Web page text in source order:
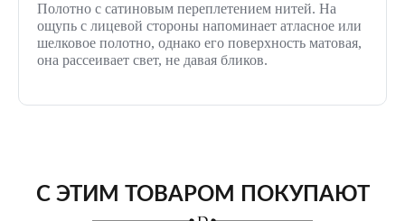
Полотно с сатиновым переплетением нитей. На
ощупь с лицевой стороны напоминает атласное или
шелковое полотно, однако его поверхность матовая,
она рассеивает свет, не давая бликов.
С ЭТИМ ТОВАРОМ ПОКУПАЮТ